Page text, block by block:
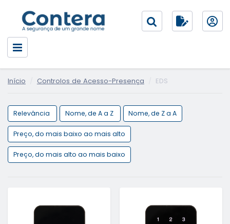
Início Controlos de Acesso-Presença EDS
Relevância Nome, de A a Z Nome, de Z a A
Preço, do mais baixo ao mais alto
Preço, do mais alto ao mais baixo